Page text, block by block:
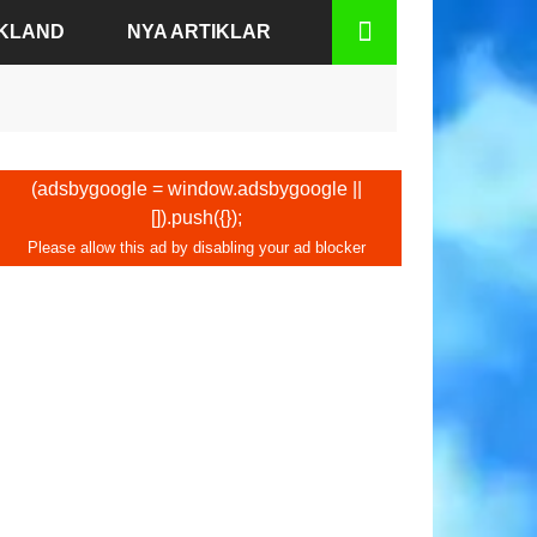
NYA ARTIKLAR
(adsbygoogle = window.adsbygoogle ||
[]).push({});